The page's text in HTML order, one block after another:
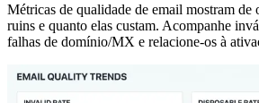
Métricas de qualidade de email mostram de
ruins e quanto elas custam. Acompanhe
falhas de domínio/MX e relacione-os à